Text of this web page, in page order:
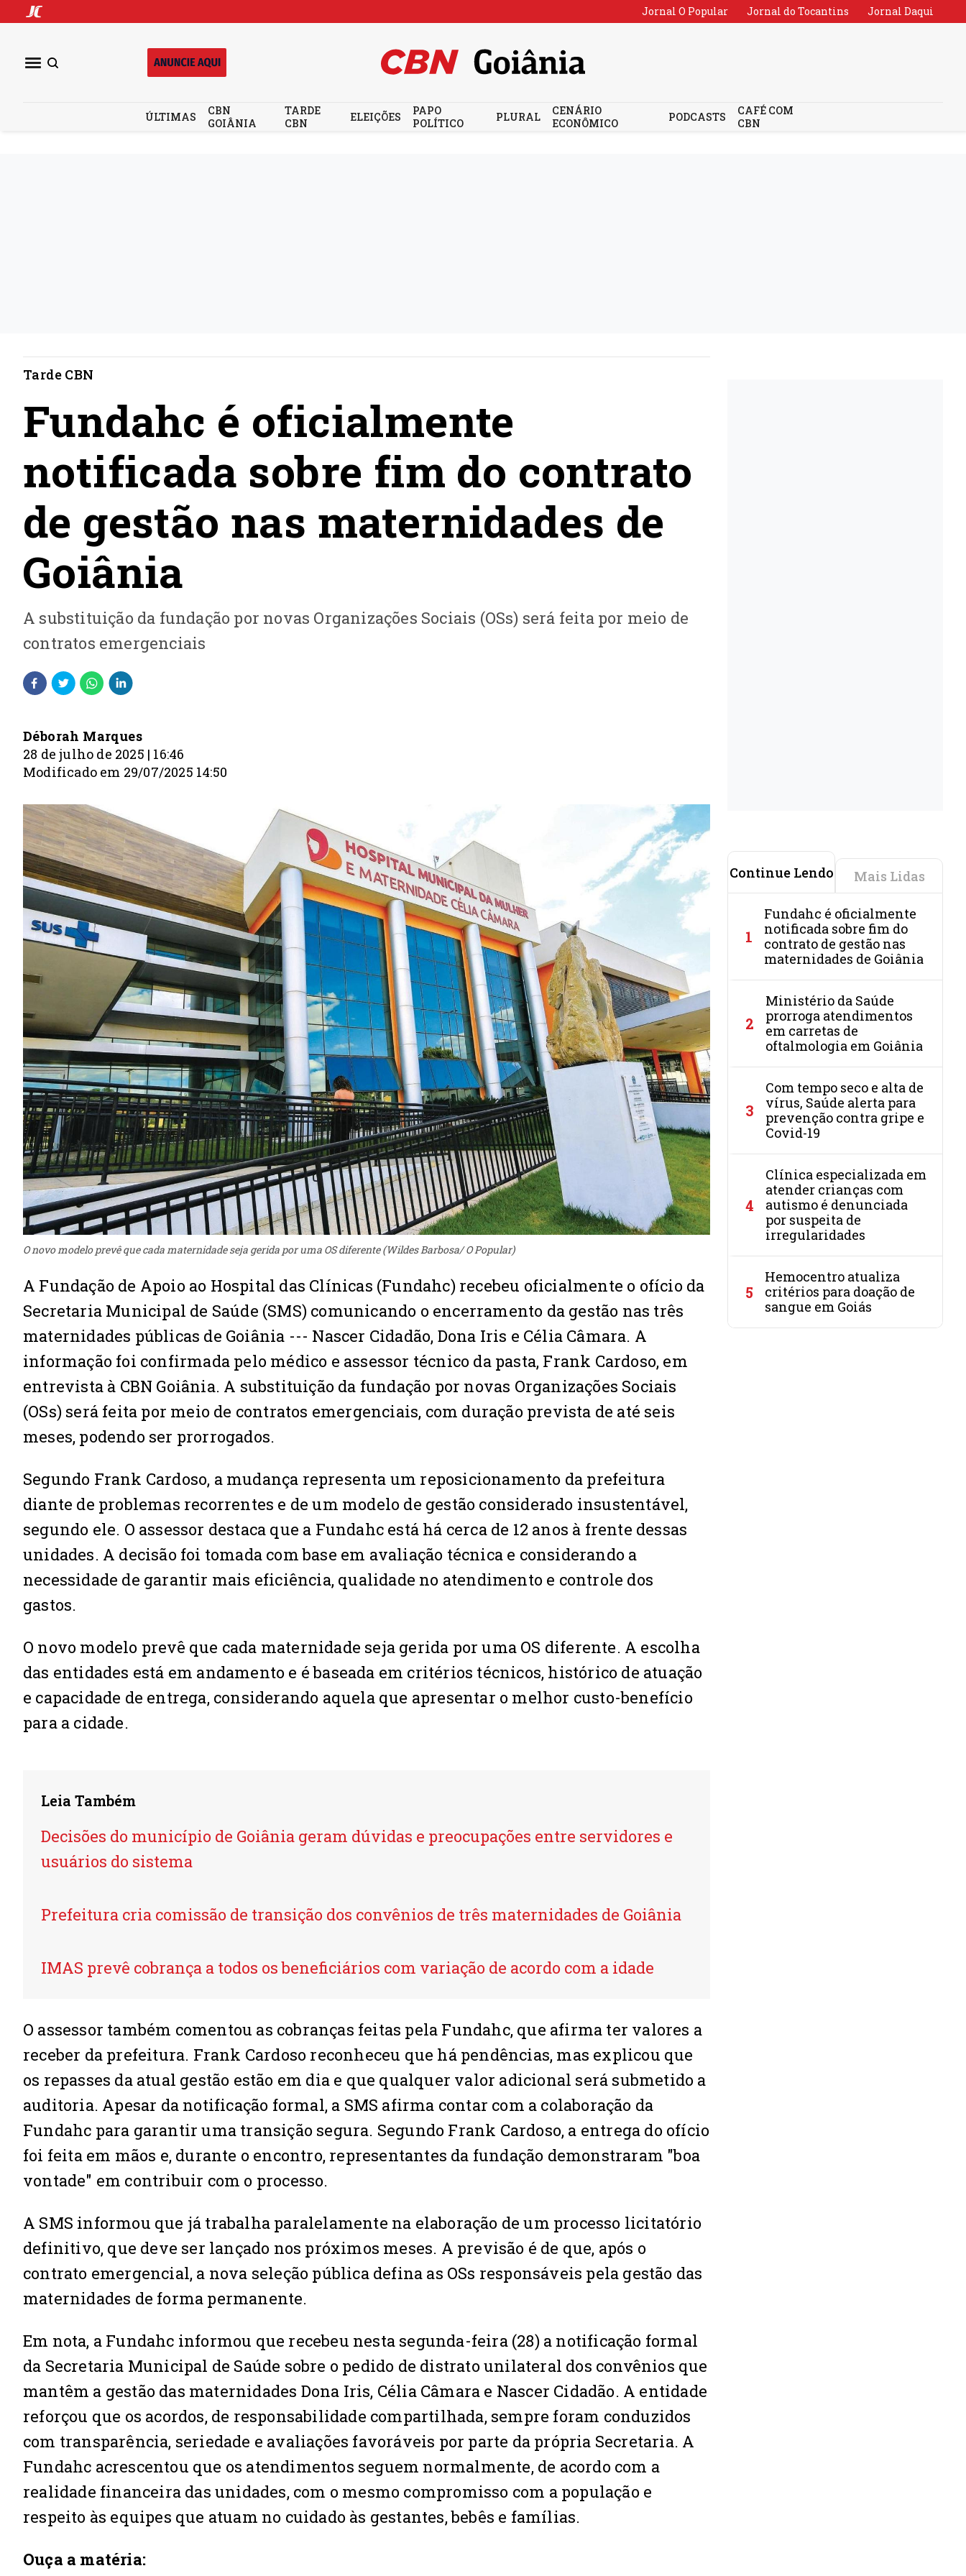
Jornal O Popular Jornal do Tocantins Jornal Daqui
ÚLTIMAS
CBN
GOIÂNIA
TARDE
CBN
ELEIÇÕES
PAPO
POLÍTICO
PLURAL
CENÁRIO
ECONÔMICO
PODCASTS
CAFÉ COM
CBN
Tarde CBN
Fundahc é oficialmente
notificada sobre fim do contrato
de gestão nas maternidades de
Goiânia
A substituição da fundação por novas Organizações Sociais (OSs) será feita por meio de
contratos emergenciais
Déborah Marques
28 de julho de 2025 | 16:46
Modificado em 29/07/2025 14:50
O novo modelo prevê que cada maternidade seja gerida por uma OS diferente (Wildes Barbosa/ O Popular)
A Fundação de Apoio ao Hospital das Clínicas (Fundahc) recebeu oficialmente o ofício da
Secretaria Municipal de Saúde (SMS) comunicando o encerramento da gestão nas três
maternidades públicas de Goiânia --- Nascer Cidadão, Dona Iris e Célia Câmara. A
informação foi confirmada pelo médico e assessor técnico da pasta, Frank Cardoso, em
entrevista à CBN Goiânia. A substituição da fundação por novas Organizações Sociais
(OSs) será feita por meio de contratos emergenciais, com duração prevista de até seis
meses, podendo ser prorrogados.
Segundo Frank Cardoso, a mudança representa um reposicionamento da prefeitura
diante de problemas recorrentes e de um modelo de gestão considerado insustentável,
segundo ele. O assessor destaca que a Fundahc está há cerca de 12 anos à frente dessas
unidades. A decisão foi tomada com base em avaliação técnica e considerando a
necessidade de garantir mais eficiência, qualidade no atendimento e controle dos
gastos.
O novo modelo prevê que cada maternidade seja gerida por uma OS diferente. A escolha
das entidades está em andamento e é baseada em critérios técnicos, histórico de atuação
e capacidade de entrega, considerando aquela que apresentar o melhor custo-benefício
para a cidade.
Leia Também
Decisões do município de Goiânia geram dúvidas e preocupações entre servidores e
usuários do sistema
Prefeitura cria comissão de transição dos convênios de três maternidades de Goiânia
IMAS prevê cobrança a todos os beneficiários com variação de acordo com a idade
O assessor também comentou as cobranças feitas pela Fundahc, que afirma ter valores a
receber da prefeitura. Frank Cardoso reconheceu que há pendências, mas explicou que
os repasses da atual gestão estão em dia e que qualquer valor adicional será submetido a
auditoria. Apesar da notificação formal, a SMS afirma contar com a colaboração da
Fundahc para garantir uma transição segura. Segundo Frank Cardoso, a entrega do ofício
foi feita em mãos e, durante o encontro, representantes da fundação demonstraram "boa
vontade" em contribuir com o processo.
A SMS informou que já trabalha paralelamente na elaboração de um processo licitatório
definitivo, que deve ser lançado nos próximos meses. A previsão é de que, após o
contrato emergencial, a nova seleção pública defina as OSs responsáveis pela gestão das
maternidades de forma permanente.
Em nota, a Fundahc informou que recebeu nesta segunda-feira (28) a notificação formal
da Secretaria Municipal de Saúde sobre o pedido de distrato unilateral dos convênios que
mantêm a gestão das maternidades Dona Iris, Célia Câmara e Nascer Cidadão. A entidade
reforçou que os acordos, de responsabilidade compartilhada, sempre foram conduzidos
com transparência, seriedade e avaliações favoráveis por parte da própria Secretaria. A
Fundahc acrescentou que os atendimentos seguem normalmente, de acordo com a
realidade financeira das unidades, com o mesmo compromisso com a população e
respeito às equipes que atuam no cuidado às gestantes, bebês e famílias.
Ouça a matéria:
Continue Lendo Mais Lidas
1
Fundahc é oficialmente
notificada sobre fim do
contrato de gestão nas
maternidades de Goiânia
2
Ministério da Saúde
prorroga atendimentos
em carretas de
oftalmologia em Goiânia
3
Com tempo seco e alta de
vírus, Saúde alerta para
prevenção contra gripe e
Covid-19
4
Clínica especializada em
atender crianças com
autismo é denunciada
por suspeita de
irregularidades
5
Hemocentro atualiza
critérios para doação de
sangue em Goiás